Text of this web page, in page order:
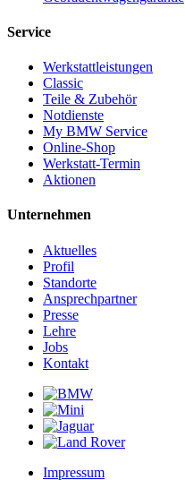
Service
Werkstattleistungen
Classic
Teile & Zubehör
Notdienste
My BMW Service
Online-Shop
Werkstatt-Termin
Aktionen
Unternehmen
Aktuelles
Profil
Standorte
Ansprechpartner
Presse
Lehre
Jobs
Kontakt
Impressum